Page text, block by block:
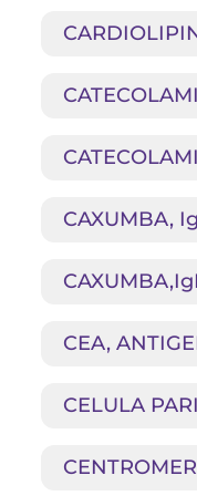
CAXUMBA,
CEA,
CELULA